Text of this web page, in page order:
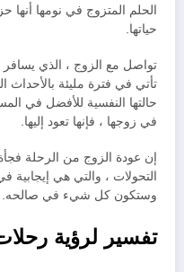
الحلم المتزوج في نومها أنها
حياتها.
تواصل مع الزوج ، الذي يسافر
تأتي في فترة مليئة بالأحداث
حالتها النفسية للأفضل في
في زوجها ، فإنها تعود إليها.
إن عودة الزوج من الرحلة
التحولات ، والتي هي إيجابية
وستكون كل شيء في صالحه.
تفسير لرؤية